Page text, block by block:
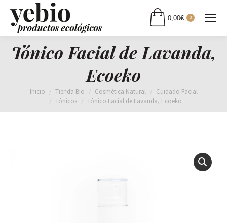
0,00€ 0
Tónico Facial de Lavanda,
Ecoeko
Estás aquí:
Inicio Tienda Bio Cosmética Natural
Cuidado Facial
Tónicos
Tónico Facial de Lavanda, Ecoeko